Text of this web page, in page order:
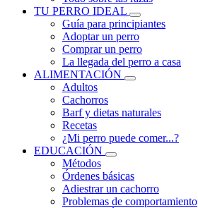
TU PERRO IDEAL
Guía para principiantes
Adoptar un perro
Comprar un perro
La llegada del perro a casa
ALIMENTACIÓN
Adultos
Cachorros
Barf y dietas naturales
Recetas
¿Mi perro puede comer...?
EDUCACIÓN
Métodos
Órdenes básicas
Adiestrar un cachorro
Problemas de comportamiento